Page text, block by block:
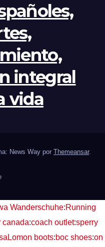
integral
vida
News Way por Themeansar.
Wanderschuhe:Running
canada:coach outlet:sperry
boots:boc shoes:on